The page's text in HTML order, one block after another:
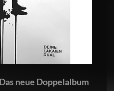
neue Doppelalbum